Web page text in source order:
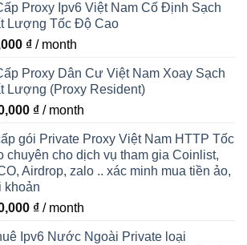
Proxy Ipv6 Việt Nam Cố Định Sạch
Lượng Tốc Độ Cao
₫ / month
Proxy Dân Cư Việt Nam Xoay Sạch
Lượng (Proxy Resident)
₫ / month
gói Private Proxy Việt Nam HTTP Tốc
chuyên cho dịch vụ tham gia Coinlist,
Airdrop, zalo .. xác minh mua tiền ảo,
khoản
₫ / month
Ipv6 Nước Ngoài Private loại